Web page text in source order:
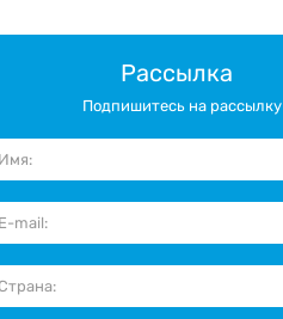
Рассылка
Подпишитесь на рассылку